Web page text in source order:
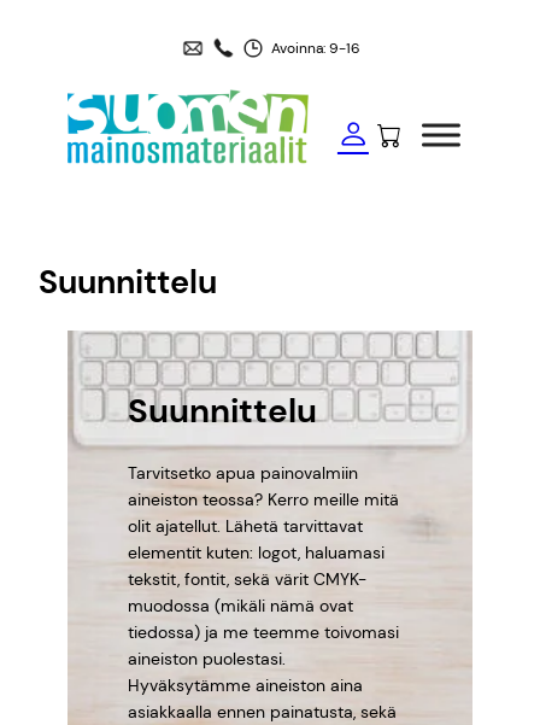
Avoinna: 9-16
Suunnittelu
Suunnittelu
Tarvitsetko apua painovalmiin
aineiston teossa? Kerro meille mitä
olit ajatellut. Lähetä tarvittavat
elementit kuten: logot, haluamasi
tekstit, fontit, sekä värit CMYK-
muodossa (mikäli nämä ovat
tiedossa) ja me teemme toivomasi
aineiston puolestasi.
Hyväksytämme aineiston aina
asiakkaalla ennen painatusta, sekä